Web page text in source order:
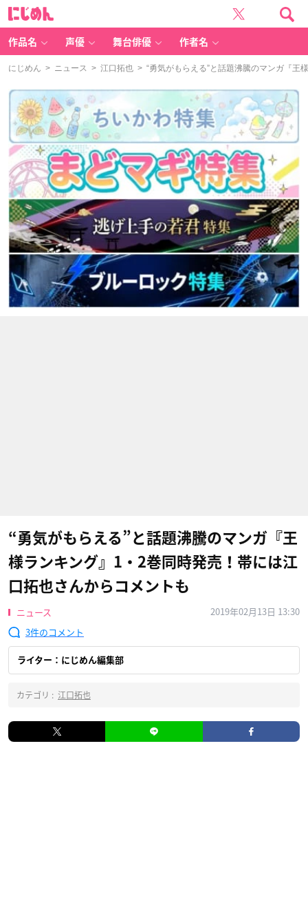
作品名 声優 舞台俳優 作者名
にじめん > ニュース > 江口拓也 > “勇気がもらえる”と話題沸騰のマンガ『王
“勇気がもらえる”と話題沸騰のマンガ『王
様ランキング』1・2巻同時発売！帯には江
口拓也さんからコメントも
ニュース
2019年02月13日 13:30
3
ライター：にじめん編集部
カテゴリ : 江口拓也